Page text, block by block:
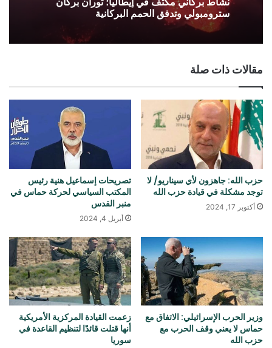
سترومبولي وتدفق الحمم البركانية
مقالات ذات صلة
حزب الله: جاهزون لأي سيناريو/ لا
توجد مشكلة في قيادة حزب الله
أكتوبر 17, 2024
تصريحات إسماعيل هنية رئيس
المكتب السياسي لحركة حماس في
منبر القدس
أبريل 4, 2024
وزير الحرب الإسرائيلي: الاتفاق مع
حماس لا يعني وقف الحرب مع
حزب الله
زعمت القيادة المركزية الأمريكية
أنها قتلت قائدًا لتنظيم القاعدة في
سوريا